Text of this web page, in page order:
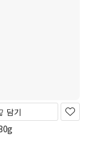
담기